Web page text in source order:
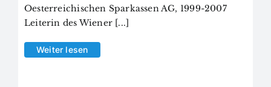
Oesterreichischen Sparkassen AG, 1999-2007
Leiterin des Wiener [...]
Weiter lesen